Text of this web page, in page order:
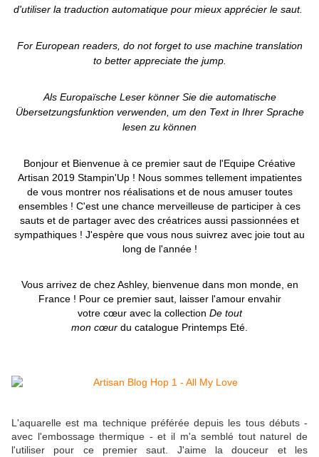
d'utiliser la traduction automatique pour mieux apprécier le saut.
For European readers, do not forget to use machine translation
to better appreciate the jump.
Als Europaïsche Leser könner Sie die automatische
Übersetzungsfunktion verwenden, um den Text in Ihrer Sprache
lesen zu können
Bonjour et Bienvenue à ce premier saut de l'Equipe Créative
Artisan 2019 Stampin'Up ! Nous sommes tellement impatientes
de vous montrer nos réalisations et de nous amuser toutes
ensembles ! C'est une chance merveilleuse de participer à ces
sauts et de partager avec des créatrices aussi passionnées et
sympathiques ! J'espère que vous nous suivrez avec joie tout au
long de l'année !
Vous arrivez de chez Ashley, bienvenue dans mon monde, en
France ! Pour ce premier saut, laisser l'amour envahir
votre cœur avec la collection De tout
mon cœur du catalogue Printemps Eté.
L'aquarelle est ma technique préférée depuis les tous débuts -
avec l'embossage thermique - et il m'a semblé tout naturel de
l'utiliser pour ce premier saut. J'aime la douceur et les